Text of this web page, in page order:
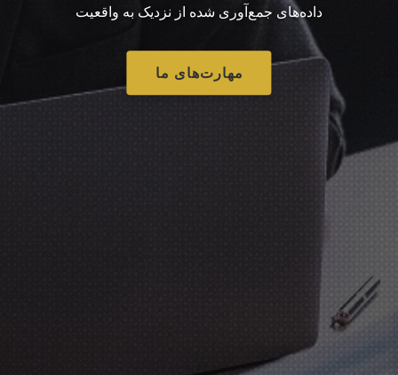
داده‌های جمع‌آوری شده از نزدیک به واقعیت
مهارت‌های ما